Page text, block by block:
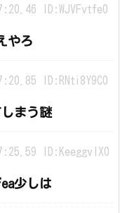
ID:WJVFvtfe0
やろ
ID:RNti8Y9C0
まう謎
ID:KeeggvIX0
少しは